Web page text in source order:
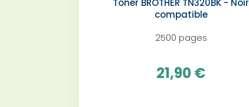
Toner BROTHER TN320BK - Noir
compatible
2500 pages
21,90 €